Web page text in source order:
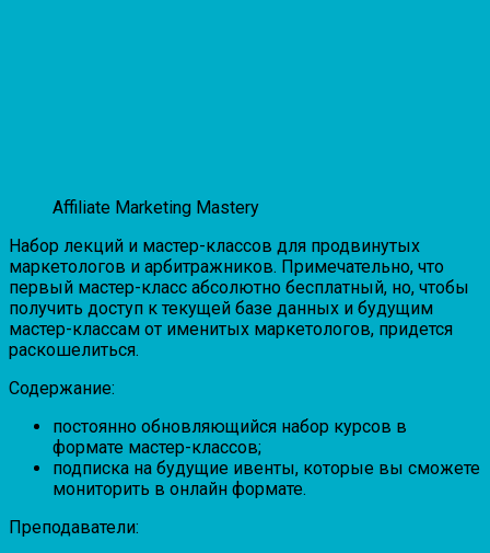
Affiliate Marketing Mastery
Набор лекций и мастер-классов для продвинутых
маркетологов и арбитражников. Примечательно, что
первый мастер-класс абсолютно бесплатный, но, чтобы
получить доступ к текущей базе данных и будущим
мастер-классам от именитых маркетологов, придется
раскошелиться.
Содержание:
постоянно обновляющийся набор курсов в
формате мастер-классов;
подписка на будущие ивенты, которые вы сможете
мониторить в онлайн формате.
Преподаватели: